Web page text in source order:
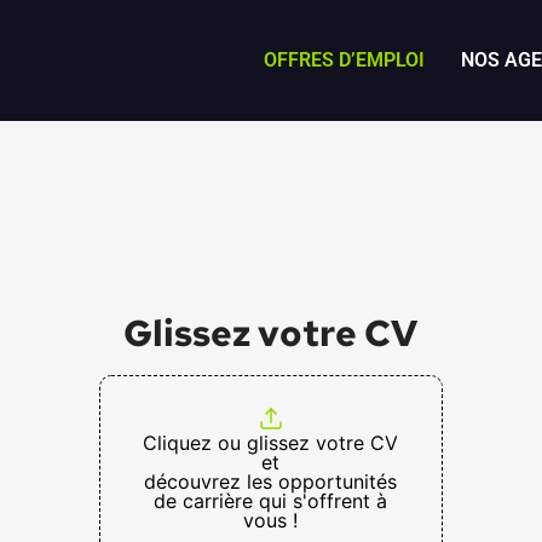
OFFRES D’EMPLOI NOS
Glissez votre CV
Cliquez ou glissez votre CV
et
découvrez les opportunités
de carrière qui s'offrent à
vous !